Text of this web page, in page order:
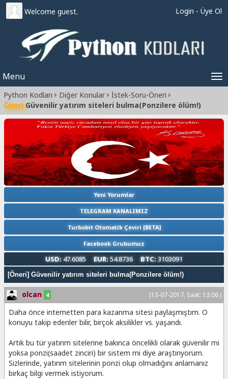
Welcome guest. Login - Üye Ol
Menu
Python Kodları Diğer Konular
İstek-Soru-Öneri
ÖneriGüvenilir yatırım siteleri bulma(Ponzilere ölüm!)
Yeni Yorumlar
TELEGRAM KANALIMIZ
Turbobit Otomatik Çeviri [BETA]
Facebook Grubumuz
USD: 47.6085 EUR:54.8736 BTC: 3103091
[Öneri] Güvenilir yatırım siteleri bulma(Ponzilere ölüm!)
(13-07-2017, Saat: 13:06 )
olcan 4
Daha önce internetten para kazanma sitesi paylaşmıştım. O
konuyu takip edenler bilir, birçok aksilikler vs. yaşandı.
Artık bu tür yatırım sitelerine bakınca öncelikli olarak güvenilir mi
yoksa ponzi(saadet zinciri) bir sistem mi diye araştırıyorum.
Sizlerinde, yatırım sitelerinin ponzi olup olmadığını anlamanız
birkaç bilgi vermek istiyorum.